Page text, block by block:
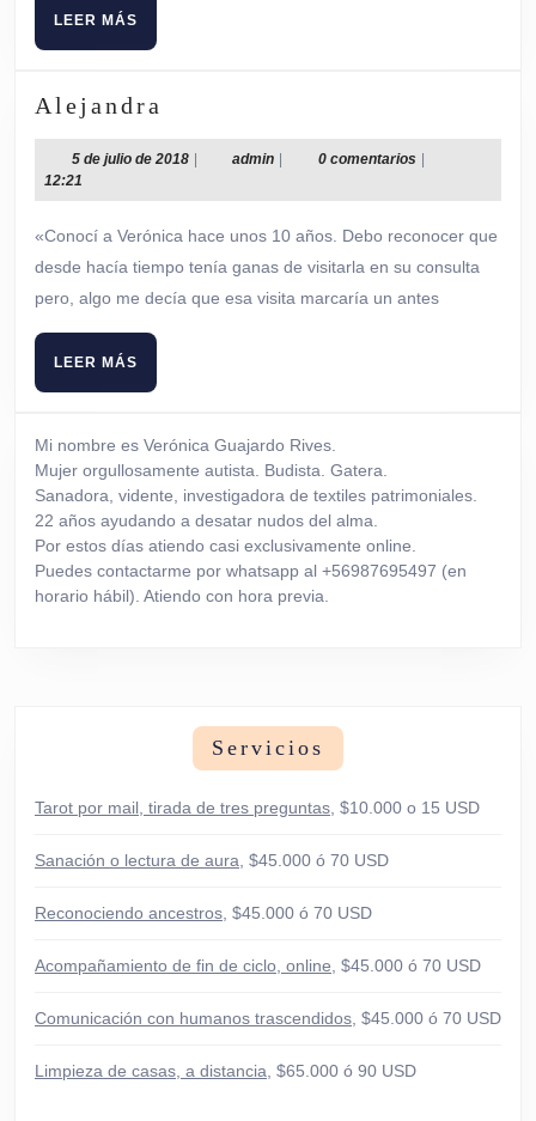
LEER MÁS
MÁS
Alejandra
5 de julio de 20185
julio
2018
| adminadmin
| 0 comentarios |
12:21
«Conocí a Verónica hace unos 10 años. Debo reconocer que
desde hacía tiempo tenía ganas de visitarla en su consulta
pero, algo me decía que esa visita marcaría un antes
LEER MÁS
MÁS
Mi nombre es Verónica Guajardo Rives.
Mujer orgullosamente autista. Budista. Gatera.
Sanadora, vidente, investigadora de textiles patrimoniales.
22 años ayudando a desatar nudos del alma.
Por estos días atiendo casi exclusivamente online.
Puedes contactarme por whatsapp al +56987695497 (en
horario hábil). Atiendo con hora previa.
Servicios
Tarot por mail, tirada de tres preguntas , $10.000 o 15 USD
Sanación o lectura de aura , $45.000 ó 70 USD
Reconociendo ancestros , $45.000 ó 70 USD
Acompañamiento de fin de ciclo, online , $45.000 ó 70 USD
Comunicación con humanos trascendidos , $45.000 ó 70 USD
Limpieza de casas, a distancia , $65.000 ó 90 USD